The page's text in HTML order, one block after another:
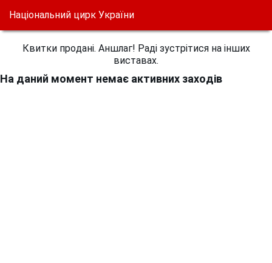
Національний цирк України
Квитки продані. Аншлаг! Раді зустрітися на інших
виставах.
На даний момент немає активних заходів